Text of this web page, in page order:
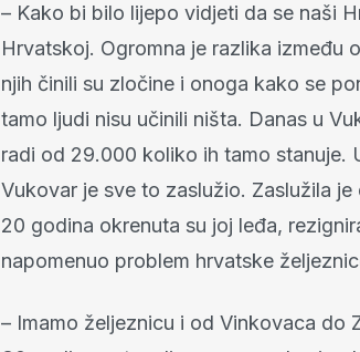
– Kako bi bilo lijepo vidjeti da se naši
Hrvatskoj. Ogromna je razlika između
njih činili su zločine i onoga kako se
tamo ljudi nisu učinili ništa. Danas u
radi od 29.000 koliko ih tamo stanuje.
Vukovar je sve to zaslužio. Zaslužila
20 godina okrenuta su joj leđa,
napomenuo problem hrvatske
– Imamo željeznicu i od Vinkovaca do